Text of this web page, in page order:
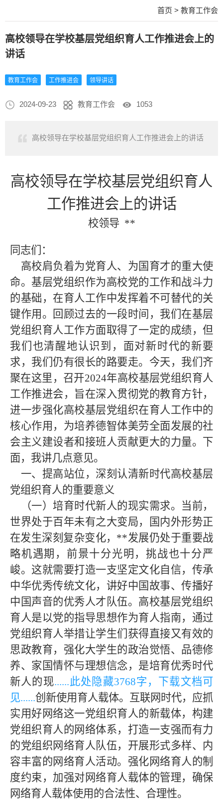
首页 > 教育工作会
高校领导在学校基层党组织育人工作推进会上的
讲话
教育工作会 工作推进会 领导讲话
2024-09-23 教育工作会 1053
高校领导在学校基层党组织育人工作推进会上的讲话
高校领导在学校基层党组织育人
工作推进会上的讲话
校领导 **
同志们：
高校肩负着为党育人、为国育才的重大使
命。基层党组织作为高校党的工作和战斗力
的基础，在育人工作中发挥着不可替代的关
键作用。回顾过去的一段时间，我们在基层
党组织育人工作方面取得了一定的成绩，但
我们也清醒地认识到，面对新时代的新要
求，我们仍有很长的路要走。今天，我们齐
聚在这里，召开2024年高校基层党组织育人
工作推进会，旨在深入贯彻党的教育方针，
进一步强化高校基层党组织在育人工作中的
核心作用，为培养德智体美劳全面发展的社
会主义建设者和接班人贡献更大的力量。下
面，我讲几点意见。
一、提高站位，深刻认清新时代高校基层
党组织育人的重要意义
（一）培育时代新人的现实需求。当前，
世界处于百年未有之大变局，国内外形势正
在发生深刻复杂变化，**发展仍处于重要战
略机遇期，前景十分光明，挑战也十分严
峻。这就需要打造一支坚定文化自信，传承
中华优秀传统文化，讲好中国故事、传播好
中国声音的优秀人才队伍。高校基层党组织
育人是以党的指导思想作为育人指南，通过
党组织育人举措让学生们获得直接又有效的
思政教育，强化大学生的政治觉悟、品德修
养、家国情怀与理想信念，是培育优秀时代
新人的现......此处隐藏3768字，下载文档可
见......创新使用育人载体。互联网时代，应抓
实用好网络这一党组织育人的新载体，构建
党组织育人的网络体系，打造一支强而有力
的党组织网络育人队伍，开展形式多样、内
容丰富的网络育人活动。强化网络育人的制
度约束，加强对网络育人载体的管理，确保
网络育人载体使用的合法性、合理性。